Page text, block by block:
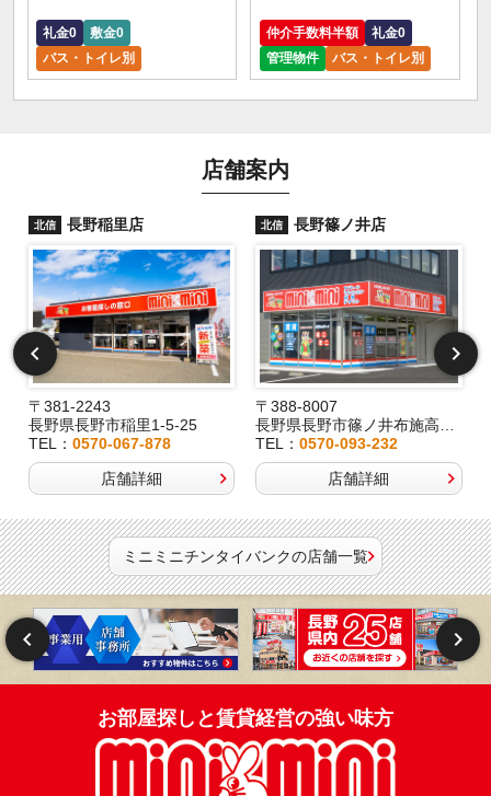
礼金0
敷金0
バス・トイレ別
仲介手数料半額
礼金0
管理物件
バス・トイレ別
店舗案内
北信 長野稲里店
〒381-2243
長野県長野市稲里1-5-25
TEL：0570-067-878
店舗詳細
北信 長野篠ノ井店
〒388-8007
長野県長野市篠ノ井布施高田407-8
TEL：0570-093-232
店舗詳細
ミニミニチンタイバンクの店舗一覧
お部屋探しと賃貸経営の強い味方